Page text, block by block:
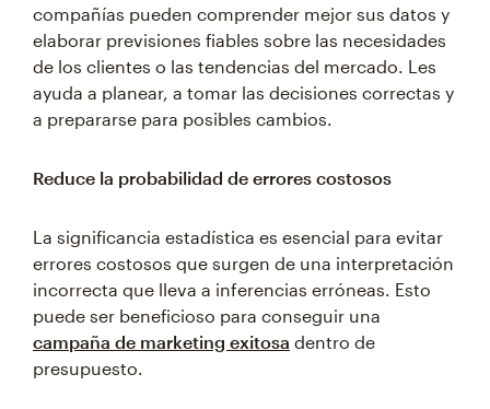
compañías pueden comprender mejor sus datos y
elaborar previsiones fiables sobre las necesidades
de los clientes o las tendencias del mercado. Les
ayuda a planear, a tomar las decisiones correctas y
a prepararse para posibles cambios.
Reduce la probabilidad de errores costosos
La significancia estadística es esencial para evitar
errores costosos que surgen de una interpretación
incorrecta que lleva a inferencias erróneas. Esto
puede ser beneficioso para conseguir una
campaña de marketing exitosa dentro de
presupuesto.